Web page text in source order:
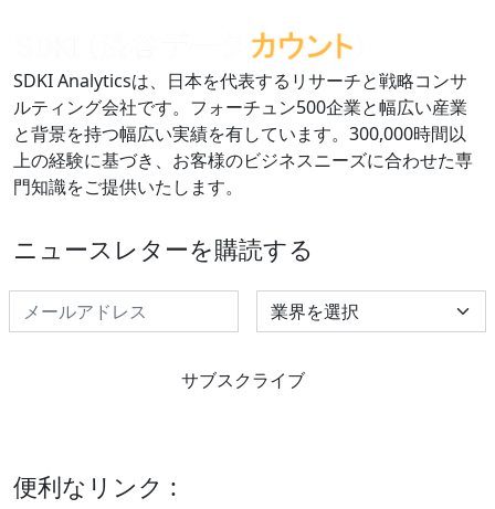
SDKI Analyticsは、日本を代表するリサーチと戦略コンサ
ルティング会社です。フォーチュン500企業と幅広い産業
と背景を持つ幅広い実績を有しています。300,000時間以
上の経験に基づき、お客様のビジネスニーズに合わせた専
門知識をご提供いたします。
ニュースレターを購読する
Select Industry
サブスクライブ
便利なリンク :